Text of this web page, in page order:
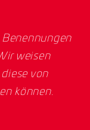
weisen
von
können.